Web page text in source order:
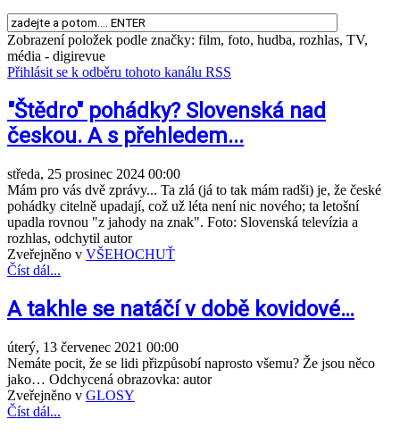
Zobrazení položek podle značky: film, foto, hudba, rozhlas, TV,
média - digirevue
Přihlásit se k odběru tohoto kanálu RSS
"Štědro" pohádky? Slovenská nad
českou. A s přehledem...
středa, 25 prosinec 2024 00:00
Mám pro vás dvě zprávy... Ta zlá (já to tak mám radši) je, že české
pohádky citelně upadají, což už léta není nic nového; ta letošní
upadla rovnou "z jahody na znak". Foto: Slovenská televízia a
rozhlas, odchytil autor
Zveřejněno v VŠEHOCHUŤ
Číst dál...
A takhle se natáčí v době kovidové…
úterý, 13 červenec 2021 00:00
Nemáte pocit, že se lidi přizpůsobí naprosto všemu? Že jsou něco
jako… Odchycená obrazovka: autor
Zveřejněno v GLOSY
Číst dál...